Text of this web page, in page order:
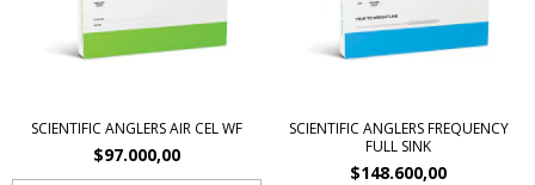
SCIENTIFIC ANGLERS AIR CEL WF
$97.000,00
SCIENTIFIC ANGLERS FREQUENCY
FULL SINK
$148.600,00